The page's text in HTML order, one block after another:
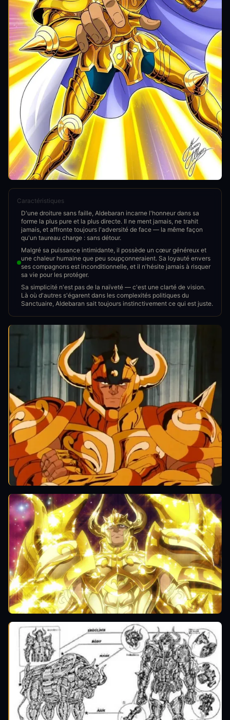
Caractéristiques
D'une droiture sans faille, Aldebaran incarne l'honneur dans sa
forme la plus pure et la plus directe. Il ne ment jamais, ne trahit
jamais, et affronte toujours l'adversité de face — la même façon
qu'un taureau charge : sans détour.
Malgré sa puissance intimidante, il possède un cœur généreux et
une chaleur humaine que peu soupçonneraient. Sa loyauté envers
ses compagnons est inconditionnelle, et il n'hésite jamais à risquer
sa vie pour les protéger.
Sa simplicité n'est pas de la naïveté — c'est une clarté de vision.
Là où d'autres s'égarent dans les complexités politiques du
Sanctuaire, Aldebaran sait toujours instinctivement ce qui est juste.